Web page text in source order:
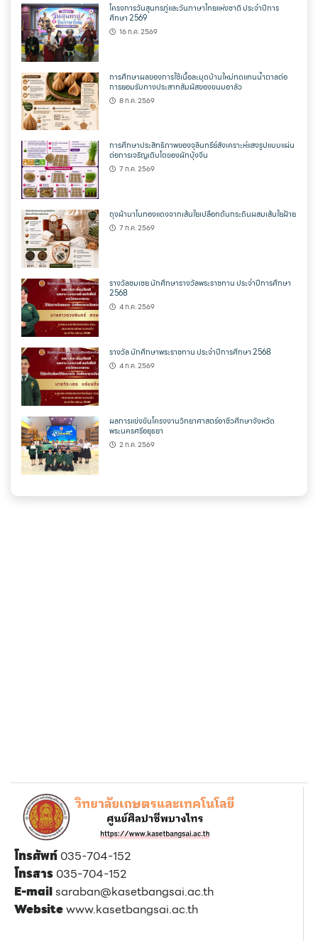
โครงการวันสุนทรภู่และวันภาษาไทยแห่งชาติ ประจำปีการ
ศึกษา 2569
16 ก.ค. 2569
การศึกษาผลของการใช้เนื้อละมุดบ้านใหม่ทดแทนน้ำตาลต่อ
การยอมรับทางประสาทสัมผัสของขนมอาลัว
8 ก.ค. 2569
การศึกษาประสิทธิภาพของจุลินทรีย์สังเคราะห์แสงรูปแบบแผ่น
ต่อการเจริญเติบโตของผักบุ้งจีน
7 ก.ค. 2569
ถุงผ้านาโนทองแดงจากเส้นใยเปลือกต้นกระถินผสมเส้นใยฝ้าย
7 ก.ค. 2569
รางวัลชมเชย นักศึกษารางวัลพระราชทาน ประจำปีการศึกษา
2568
4 ก.ค. 2569
รางวัล นักศึกษาพระราชทาน ประจำปีการศึกษา 2568
4 ก.ค. 2569
ผลการแข่งขันโครงงานวิทยาศาสตร์อาชีวศึกษาจังหวัด
พระนครศรีอยุธยา
2 ก.ค. 2569
โทรศัพท์ 035-704-152
โทรสาร 035-704-152
E-mailsaraban@kasetbangsai.ac.th
Websitewww.kasetbangsai.ac.th